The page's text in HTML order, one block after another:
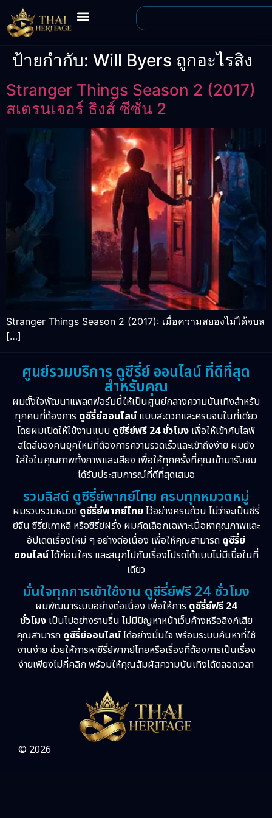
ป้ายกำกับ: Will Byers ถูกอะไรสิง
Stranger Things Season 2 (2017)
สเตรนเจอร์ ธิงส์ ซีซั่น 2
Stranger Things Season 2 (2017): เมื่อความสยองไม่ได้จบล
[…]
ศูนย์รวมบริการ ดูซีรี่ย์ ออนไลน์ ที่ดีที่สุด
สำหรับคุณ
ผมตั้งใจพัฒนาแพลตฟอร์มนี้ให้เป็นศูนย์กลางความบันเทิงสำหรับ
ทุกคนที่ต้องการ ดูซีรี่ย์ออนไลน์ แบบสะดวกและครบจบในที่เดียว
โดยผมเปิดให้ใช้งานแบบ ดูซีรี่ย์ฟรี 24 ชั่วโมง เพื่อให้เข้ากับไลฟ์
สไตล์ของคนยุคใหม่ที่ต้องการความรวดเร็วและเข้าถึงง่าย ผมยัง
ใส่ใจในคุณภาพทั้งภาพและเสียง เพื่อให้ทุกครั้งที่คุณเข้ามารับชม
ได้รับประสบการณ์ที่ดีที่สุดเสมอ
รวมลิสต์ ดูซีรี่ย์พากย์ไทย ครบทุกหมวดหมู่
ผมรวบรวมหมวด ดูซีรี่ย์พากย์ไทย ไว้อย่างครบถ้วน ไม่ว่าจะเป็นซีรี่
ย์จีน ซีรี่ย์เกาหลี หรือซีรี่ย์ฝรั่ง ผมคัดเลือกเฉพาะเนื้อหาคุณภาพและ
อัปเดตเรื่องใหม่ ๆ อย่างต่อเนื่อง เพื่อให้คุณสามารถ ดูซีรี่ย์
ออนไลน์ได้ก่อนใคร และสนุกไปกับเรื่องโปรดได้แบบไม่มีเบื่อในที่
เดียว
มั่นใจทุกการเข้าใช้งาน ดูซีรี่ย์ฟรี 24 ชั่วโมง
ผมพัฒนาระบบอย่างต่อเนื่อง เพื่อให้การ ดูซีรี่ย์ฟรี 24
ชั่วโมงเป็นไปอย่างราบรื่น ไม่มีปัญหาหน้าเว็บค้างหรือลิงก์เสีย
คุณสามารถ ดูซีรี่ย์ออนไลน์ได้อย่างมั่นใจ พร้อมระบบค้นหาที่ใช้
งานง่าย ช่วยให้การหาซีรี่ย์พากย์ไทยหรือเรื่องที่ต้องการเป็นเรื่อง
ง่ายเพียงไม่กี่คลิก พร้อมให้คุณสัมผัสความบันเทิงได้ตลอดเวลา
© 2026